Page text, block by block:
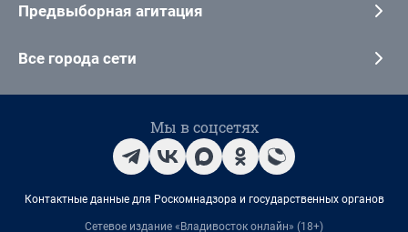
Предвыборная агитация
Все города сети
Мы в соцсетях
Контактные данные для Роскомнадзора и государственных органов
Сетевое издание «Владивосток онлайн» (18+)